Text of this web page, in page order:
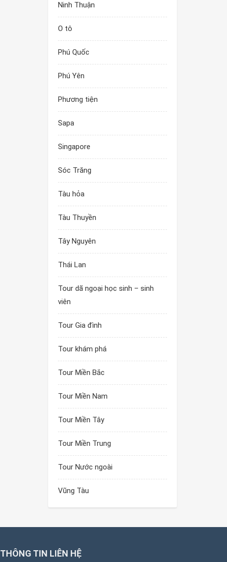
Ninh Thuận
O tô
Phú Quốc
Phú Yên
Phương tiện
Sapa
Singapore
Sóc Trăng
Tàu hỏa
Tàu Thuyền
Tây Nguyên
Thái Lan
Tour dã ngoại học sinh – sinh
viên
Tour Gia đình
Tour khám phá
Tour Miền Bắc
Tour Miền Nam
Tour Miền Tây
Tour Miền Trung
Tour Nước ngoài
Vũng Tàu
THÔNG TIN LIÊN HỆ